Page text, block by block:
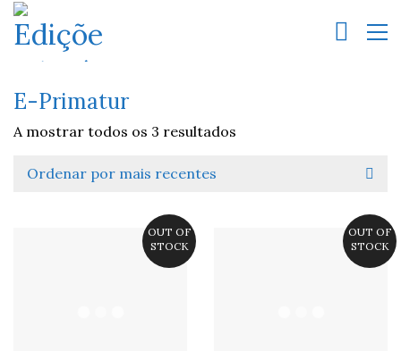
E-Primatur
A mostrar todos os 3 resultados
Ordenar por mais recentes
OUT OF
STOCK
OUT OF
STOCK